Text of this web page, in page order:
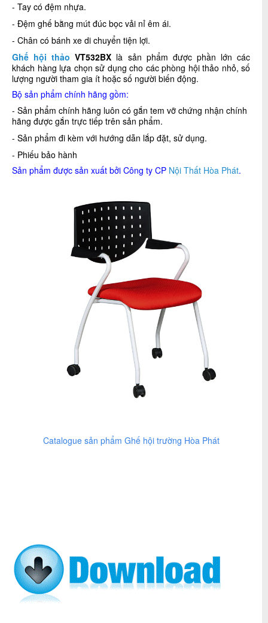
- Tay có đệm nhựa.
- Đệm ghế bằng mút đúc bọc vải nỉ êm ái.
- Chân có bánh xe di chuyển tiện lợi.
Ghế hội thảo VT532BX là sản phẩm được phần lớn các
khách hàng lựa chọn sử dụng cho các phòng hội thảo nhỏ, số
lượng người tham gia ít hoặc số người biến động.
Bộ sản phẩm chính hãng gồm:
- Sản phẩm chính hãng luôn có gắn tem vỡ chứng nhận chính
hãng được gắn trực tiếp trên sản phẩm.
- Sản phẩm đi kèm với hướng dẫn lắp đặt, sử dụng.
- Phiếu bảo hành
Sản phẩm được sản xuất bởi Công ty CP Nội Thất Hòa Phát.
Catalogue sản phẩm Ghế hội trường Hòa Phát